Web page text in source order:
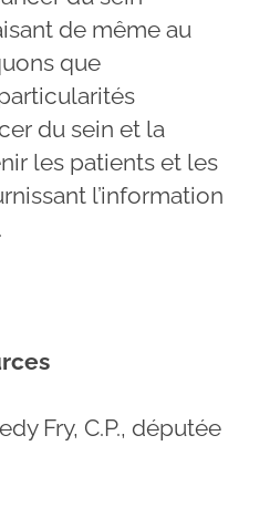
de même au
que
du sein et la
les patients et les
l’information
Fry, C.P., députée